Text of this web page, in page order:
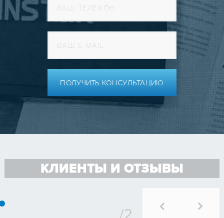
ПОЛУЧИТЬ КОНСУЛЬТАЦИЮ
КЛИЕНТЫ И ОТЗЫВЫ